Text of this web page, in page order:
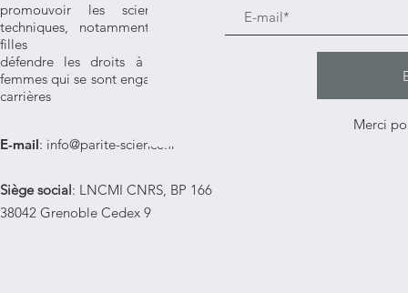
promouvoir les sciences et les
techniques, notamment auprès des
filles
défendre les droits à l'égalité des
femmes qui se sont engagées dans ces
carrières
E-mail: info@parite-science.fr
Siège social: LNCMI CNRS, BP 166
38042 Grenoble Cedex 9
Merci